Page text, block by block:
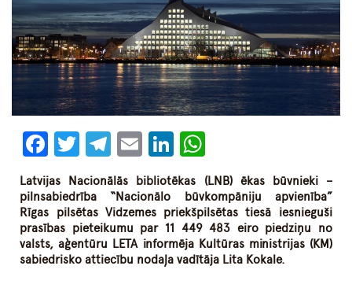
Facebook
Twitter
Telegram
EmailLinkedIn
Latvijas Nacionālās bibliotēkas (LNB) ēkas būvnieki –
pilnsabiedrība “Nacionālo būvkompāniju apvienība”
Rīgas pilsētas Vidzemes priekšpilsētas tiesā iesnieguši
prasības pieteikumu par 11 449 483 eiro piedziņu no
valsts, aģentūru LETA informēja Kultūras ministrijas (KM)
sabiedrisko attiecību nodaļa vadītāja Lita Kokale.